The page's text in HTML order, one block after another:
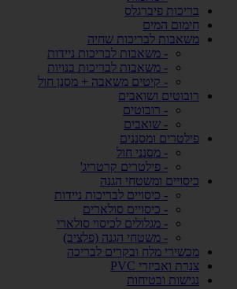
בריכות פיברגלס
חימום המים
משאבות לבריכות שחיה
- משאבות לבריכות ניידות
- משאבות לבריכות בנויות
- קיטים משאבה + מסנן חול
רובוטים ושואבים
- רובוטים
- שואבים
פילטרים ומסננים
- מסנני חול
- פילטרים קרטריג'
כיסויים ומשטחי הגנה
- כיסויים לבריכות ניידות
- כיסויים סולארים
- מגלולים לכיסוי סולארי
- משטחי הגנה (פלציב)
מכשירי מלח ובקרים לבריכה
צנרת ואביזרי PVC
נגישות ובטיחות